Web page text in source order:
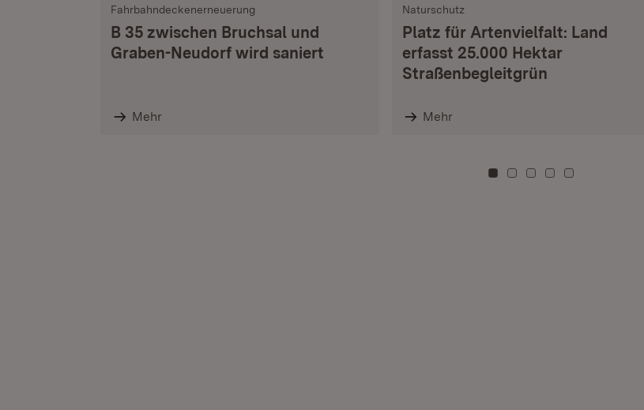
Fahrbahndeckenerneuerung
B 35 zwischen Bruchsal und
Graben-Neudorf wird saniert
Mehr
Naturschutz
Platz für Artenvielfalt: Land
erfasst 25.000 Hektar
Straßenbegleitgrün
Mehr
Zu Kachel: 0
Zu Kachel: 3
Zu Kachel: 6
Zu Kachel: 9
Zu Kachel: